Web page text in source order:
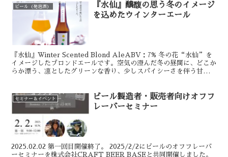
ビール（発泡酒）
『水仙』醸馥の思う冬のイメージ
を込めたウインターエール
『水仙』Winter Scented Blond AleABV：7% 冬の花“水仙”を
イメージしたブロンドエールです。空気の澄んだ冬の昼間に、どこか
らか漂う、凛としたグリーンな香り、少しスパイシーさを伴う甘い香
セミナー＆イベント
ビール製造者・販売者向けオフフ
レーバーセミナー
2025.02.02 第一回目開催終了。 2025/2/2にビールのオフフレーバ
ーセミナーを株式会社CRAFT BEER BASEと共同開催しました。